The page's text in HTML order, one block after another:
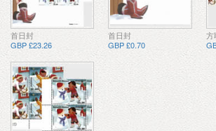
首日封
GBP £23.26
首日封
GBP £0.70
方